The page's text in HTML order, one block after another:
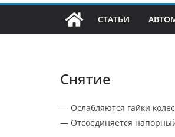
СТАТЬИ
Снятие
— Ослабляются гайки
— Отсоединяется